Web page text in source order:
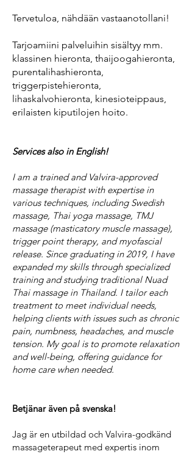
Tervetuloa, nähdään vastaanotollani!
Tarjoamiini palveluihin sisältyy mm.
klassinen hieronta, thaijoogahieronta,
purentalihashieronta,
triggerpistehieronta,
lihaskalvohieronta, kinesioteippaus,
erilaisten kiputilojen hoito.
Services also in English!
I am a trained and Valvira-approved
massage therapist with expertise in
various techniques, including Swedish
massage, Thai yoga massage, TMJ
massage (masticatory muscle massage),
trigger point therapy, and myofascial
release. Since graduating in 2019, I have
expanded my skills through specialized
training and studying traditional Nuad
Thai massage in Thailand. I tailor each
treatment to meet individual needs,
helping clients with issues such as chronic
pain, numbness, headaches, and muscle
tension. My goal is to promote relaxation
and well-being, offering guidance for
home care when needed.
Betjänar även på svenska!
Jag är en utbildad och Valvira-godkänd
massageterapeut med expertis inom